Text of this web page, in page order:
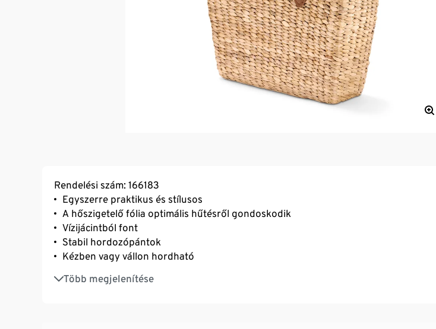
Rendelési szám: 166183
Egyszerre praktikus és stílusos
A hőszigetelő fólia optimális hűtésről gondoskodik
Vízijácintból font
Stabil hordozópántok
Kézben vagy vállon hordható
Több megjelenítése
Jégakku nélkül kb. 4 órán át tartja frissen az élelmiszereket